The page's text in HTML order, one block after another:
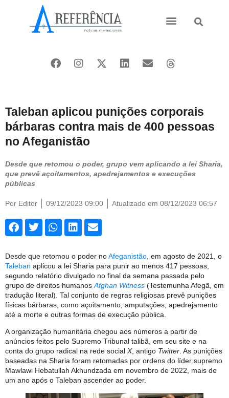
Taleban aplicou punições corporais
bárbaras contra mais de 400 pessoas
no Afeganistão
Desde que retomou o poder, grupo vem aplicando a lei Sharia,
que prevê açoitamentos, apedrejamentos e execuções
públicas
Por Editor 09/12/2023 09:00 Atualizado em 08/12/2023 06:57
Desde que retomou o poder noAfeganistão , em agosto de 2021, o
Taleban aplicou a lei Sharia para punir ao menos 417 pessoas,
segundo relatório divulgado no final da semana passada pelo
grupo de direitos humanos Afghan Witness (Testemunha Afegã, em
tradução literal). Tal conjunto de regras religiosas prevê punições
físicas bárbaras, como açoitamento, amputações, apedrejamento
até a morte e outras formas de execução pública.
A organização humanitária chegou aos números a partir de
anúncios feitos pelo Supremo Tribunal talibã, em seu site e na
conta do grupo radical na rede social X, antigo Twitter. As punições
baseadas na Sharia foram retomadas por ordens do líder supremo
Mawlawi Hebatullah Akhundzada em novembro de 2022, mais de
um ano após o Taleban ascender ao poder.